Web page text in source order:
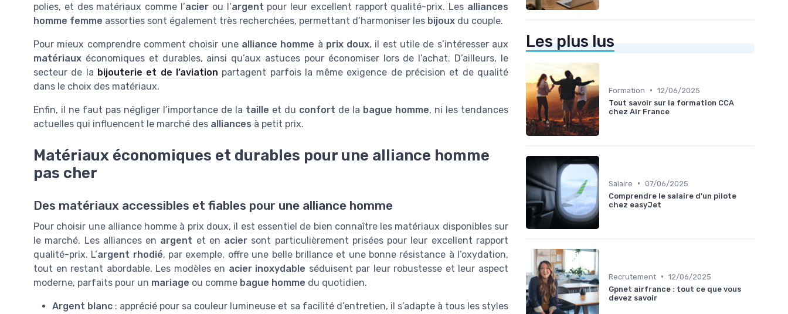
polies, et des matériaux comme l’acierou l’argent pour leur excellent rapport qualité-prix. Les alliances
homme femme assorties sont également très recherchées, permettant d’harmoniser les bijoux du couple.
Pour mieux comprendre comment choisir une alliance homme à prix doux, il est utile de s’intéresser aux
matériaux économiques et durables, ainsi qu’aux astuces pour économiser lors de l’achat. D’ailleurs, le
secteur de la bijouterie et de l’aviation partagent parfois la même exigence de précision et de qualité
dans le choix des matériaux.
Enfin, il ne faut pas négliger l’importance de la taille et du confort de la bague homme, ni les tendances
actuelles qui influencent le marché des alliances à petit prix.
Matériaux économiques et durables pour une alliance homme
pas cher
Des matériaux accessibles et fiables pour une alliance homme
Pour choisir une alliance homme à prix doux, il est essentiel de bien connaître les matériaux disponibles sur
le marché. Les alliances en argent et en acier sont particulièrement prisées pour leur excellent rapport
qualité-prix. L’argent rhodié, par exemple, offre une belle brillance et une bonne résistance à l’oxydation,
tout en restant abordable. Les modèles en acier inoxydable séduisent par leur robustesse et leur aspect
moderne, parfaits pour un mariage ou comme bague homme du quotidien.
Argent blanc : apprécié pour sa couleur lumineuse et sa facilité d’entretien, il s’adapte à tous les styles
Les plus lus
Formation • 12/06/2025
Tout savoir sur la formation CCA
chez Air France
Salaire • 07/06/2025
Comprendre le salaire d'un pilote
chez easyJet
Recrutement • 12/06/2025
Gpnet airfrance : tout ce que vous
devez savoir